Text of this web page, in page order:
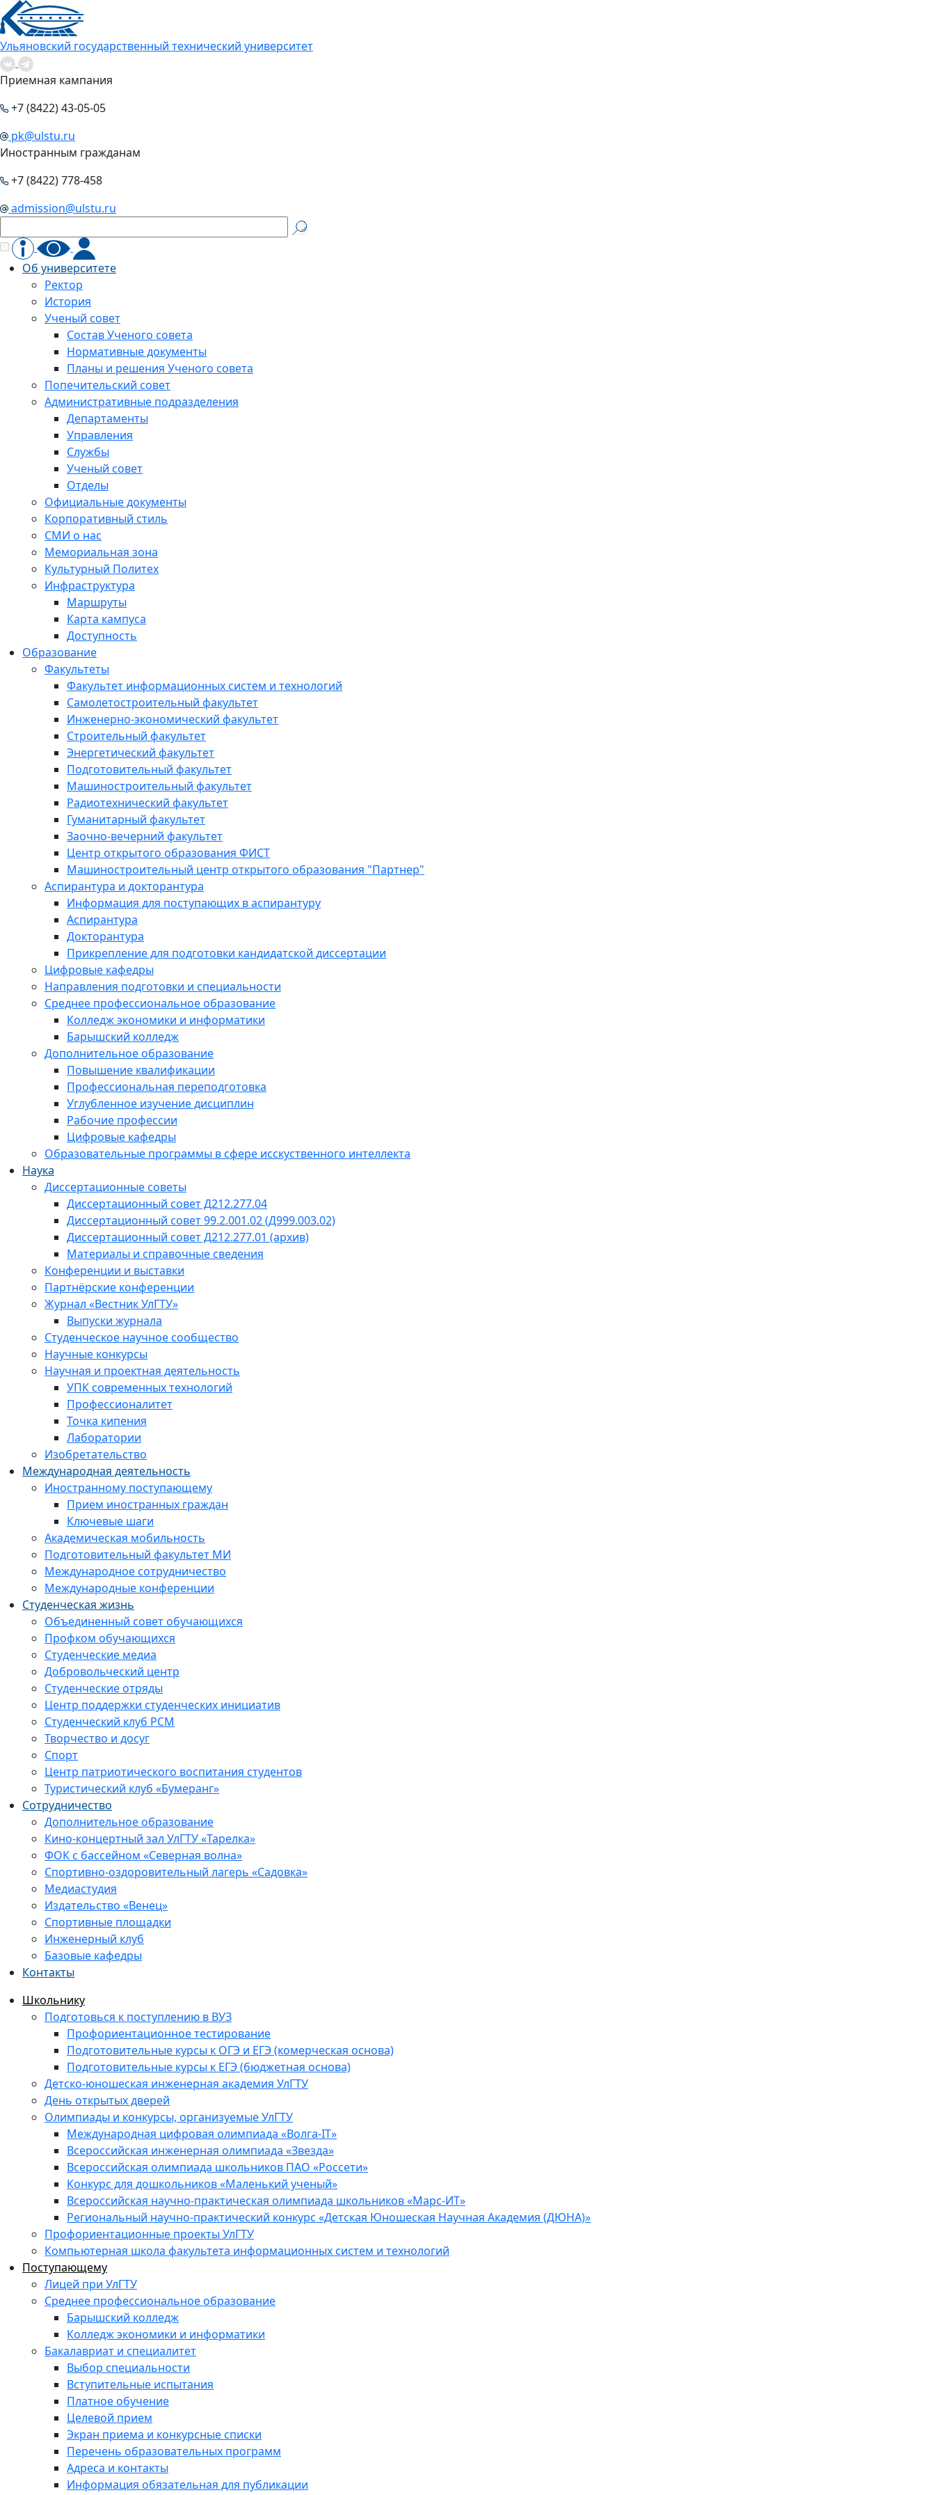
Ульяновский государственный технический университет
Приемная кампания
+7 (8422) 43-05-05
pk@ulstu.ru
Иностранным гражданам
+7 (8422) 778-458
admission@ulstu.ru
Об университете
Ректор
История
Ученый совет
Состав Ученого совета
Нормативные документы
Планы и решения Ученого совета
Попечительский совет
Административные подразделения
Департаменты
Управления
Службы
Ученый совет
Отделы
Официальные документы
Корпоративный стиль
СМИ о нас
Мемориальная зона
Культурный Политех
Инфраструктура
Маршруты
Карта кампуса
Доступность
Образование
Факультеты
Факультет информационных систем и технологий
Самолетостроительный факультет
Инженерно-экономический факультет
Строительный факультет
Энергетический факультет
Подготовительный факультет
Машиностроительный факультет
Радиотехнический факультет
Гуманитарный факультет
Заочно-вечерний факультет
Центр открытого образования ФИСТ
Машиностроительный центр открытого образования "Партнер"
Аспирантура и докторантура
Информация для поступающих в аспирантуру
Аспирантура
Докторантура
Прикрепление для подготовки кандидатской диссертации
Цифровые кафедры
Направления подготовки и специальности
Среднее профессиональное образование
Колледж экономики и информатики
Барышский колледж
Дополнительное образование
Повышение квалификации
Профессиональная переподготовка
Углубленное изучение дисциплин
Рабочие профессии
Цифровые кафедры
Образовательные программы в сфере исскуственного интеллекта
Наука
Диссертационные советы
Диссертационный совет Д212.277.04
Диссертационный совет 99.2.001.02 (Д999.003.02)
Диссертационный совет Д212.277.01 (архив)
Материалы и справочные сведения
Конференции и выставки
Партнёрские конференции
Журнал «Вестник УлГТУ»
Выпуски журнала
Студенческое научное сообщество
Научные конкурсы
Научная и проектная деятельность
УПК современных технологий
Профессионалитет
Точка кипения
Лаборатории
Изобретательство
Международная деятельность
Иностранному поступающему
Прием иностранных граждан
Ключевые шаги
Академическая мобильность
Подготовительный факультет МИ
Международное сотрудничество
Международные конференции
Студенческая жизнь
Объединенный совет обучающихся
Профком обучающихся
Студенческие медиа
Добровольческий центр
Студенческие отряды
Центр поддержки студенческих инициатив
Студенческий клуб РСМ
Творчество и досуг
Спорт
Центр патриотического воспитания студентов
Туристический клуб «Бумеранг»
Сотрудничество
Дополнительное образование
Кино-концертный зал УлГТУ «Тарелка»
ФОК с бассейном «Северная волна»
Спортивно-оздоровительный лагерь «Садовка»
Медиастудия
Издательство «Венец»
Спортивные площадки
Инженерный клуб
Базовые кафедры
Контакты
Школьнику
Подготовься к поступлению в ВУЗ
Профориентационное тестирование
Подготовительные курсы к ОГЭ и ЕГЭ (комерческая основа)
Подготовительные курсы к ЕГЭ (бюджетная основа)
Детско-юношеская инженерная академия УлГТУ
День открытых дверей
Олимпиады и конкурсы, организуемые УлГТУ
Международная цифровая олимпиада «Волга-IT»
Всероссийская инженерная олимпиада «Звезда»
Всероссийская олимпиада школьников ПАО «Россети»
Конкурс для дошкольников «Маленький ученый»
Всероссийская научно-практическая олимпиада школьников «Марс-ИТ»
Региональный научно-практический конкурс «Детская Юношеская Научная Академия (ДЮНА)»
Профориентационные проекты УлГТУ
Компьютерная школа факультета информационных систем и технологий
Поступающему
Лицей при УлГТУ
Среднее профессиональное образование
Барышский колледж
Колледж экономики и информатики
Бакалавриат и специалитет
Выбор специальности
Вступительные испытания
Платное обучение
Целевой прием
Экран приема и конкурсные списки
Перечень образовательных программ
Адреса и контакты
Информация обязательная для публикации